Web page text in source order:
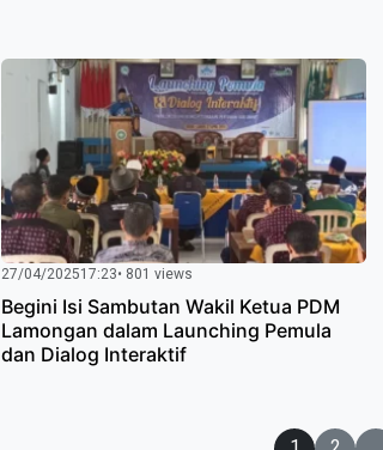
27/04/202517:23• 801 views
Begini Isi Sambutan Wakil Ketua PDM
Lamongan dalam Launching Pemula
dan Dialog Interaktif